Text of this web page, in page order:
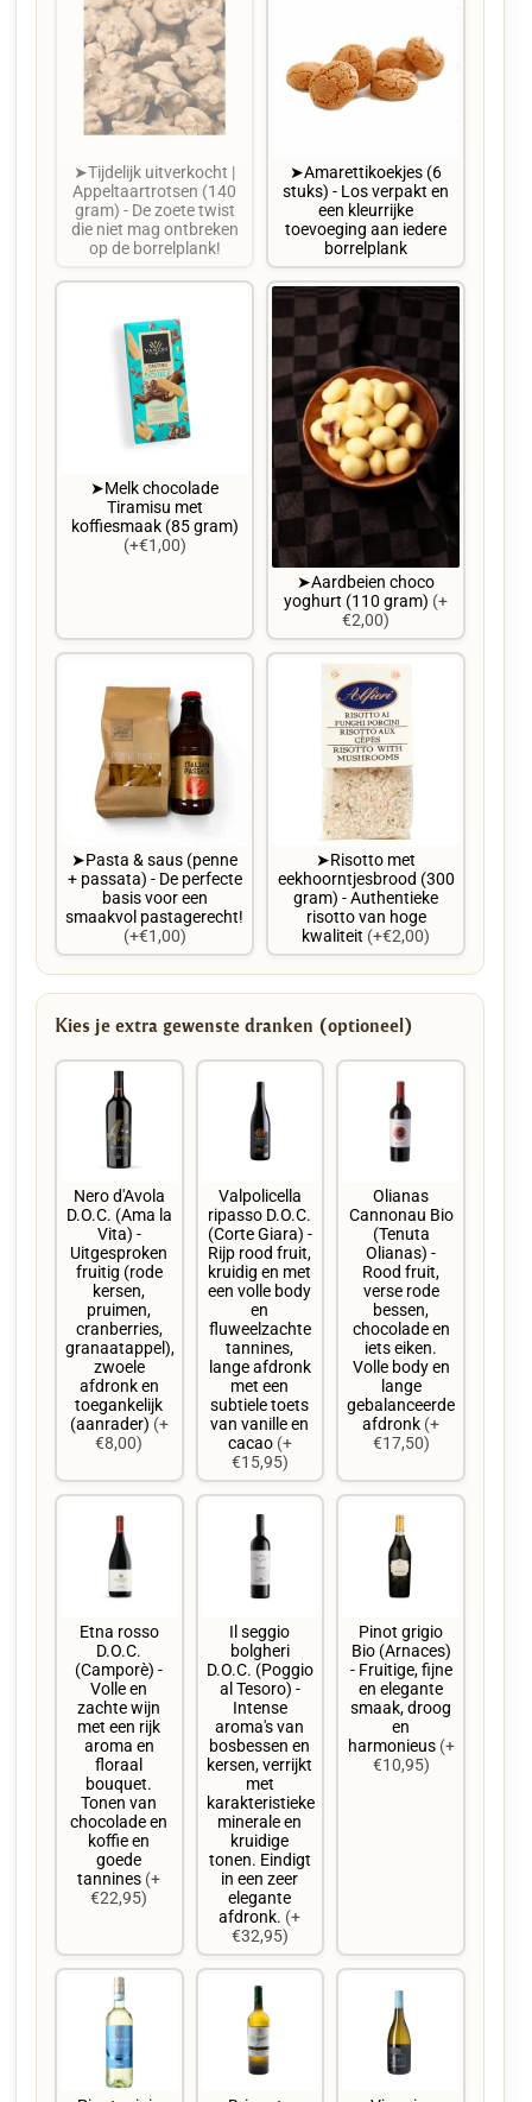
➤Tijdelijk uitverkocht |
Appeltaartrotsen (140
gram) - De zoete twist
die niet mag ontbreken
op de borrelplank!
➤Amarettikoekjes (6
stuks) - Los verpakt en
een kleurrijke
toevoeging aan iedere
borrelplank
➤Melk chocolade
Tiramisu met
koffiesmaak (85 gram)
(+€1,00)
➤Aardbeien choco
yoghurt (110 gram) (+
€2,00)
➤Pasta & saus (penne
+ passata) - De perfecte
basis voor een
smaakvol pastagerecht!
(+€1,00)
➤Risotto met
eekhoorntjesbrood (300
gram) - Authentieke
risotto van hoge
kwaliteit (+€2,00)
Kies je extra gewenste dranken (optioneel)
Nero d'Avola
D.O.C. (Ama la
Vita) -
Uitgesproken
fruitig (rode
kersen,
pruimen,
cranberries,
granaatappel),
zwoele
afdronk en
toegankelijk
(aanrader) (+
€8,00)
Valpolicella
ripasso D.O.C.
(Corte Giara) -
Rijp rood fruit,
kruidig en met
een volle body
en
fluweelzachte
tannines,
lange afdronk
met een
subtiele toets
van vanille en
cacao (+
€15,95)
Olianas
Cannonau Bio
(Tenuta
Olianas) -
Rood fruit,
verse rode
bessen,
chocolade en
iets eiken.
Volle body en
lange
gebalanceerde
afdronk (+
€17,50)
Etna rosso
D.O.C.
(Camporè) -
Volle en
zachte wijn
met een rijk
aroma en
floraal
bouquet.
Tonen van
chocolade en
koffie en
goede
tannines (+
€22,95)
Il seggio
bolgheri
D.O.C. (Poggio
al Tesoro) -
Intense
aroma's van
bosbessen en
kersen, verrijkt
met
karakteristieke
minerale en
kruidige
tonen. Eindigt
in een zeer
elegante
afdronk. (+
€32,95)
Pinot grigio
Bio (Arnaces)
- Fruitige, fijne
en elegante
smaak, droog
en
harmonieus (+
€10,95)